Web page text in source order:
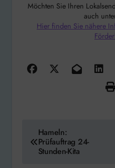
Möchten Sie Ihren
auch
Hier finden Sie nähere
Beitragsnavigation
Hameln:
Prüfauftrag 24-
Stunden-Kita